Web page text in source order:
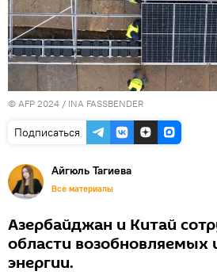
© AFP 2024 / INA FASSBENDER
Подписаться
Айгюль Тагиева
Все материалы
Азербайджан и Китай
области возобновляемых
энергии.